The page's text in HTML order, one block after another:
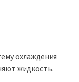
охлаждения
жидкость.